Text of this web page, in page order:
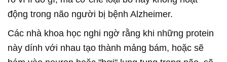
động trong não người bị bệnh Alzheimer.
Các nhà khoa học nghi ngờ rằng khi những protein
này dính với nhau tạo thành mảng bám, hoặc sẽ